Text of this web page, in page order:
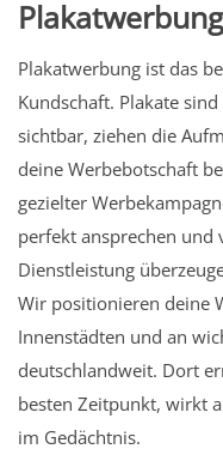
Plakatwerbung ist das
Kundschaft. Plakate
sichtbar, ziehen die
deine Werbebotschaft
gezielter
perfekt ansprechen
Dienstleistung
Wir positionieren deine
Innenstädten und an
deutschlandweit. Dort
besten Zeitpunkt, wirkt
im Gedächtnis.